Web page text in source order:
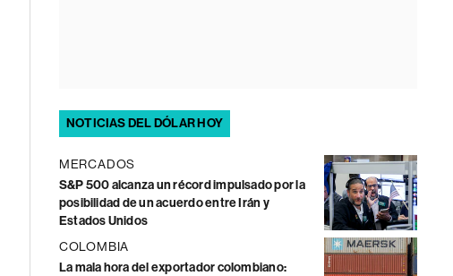
NOTICIAS DEL DÓLAR HOY
MERCADOS
S&P 500 alcanza un récord impulsado por la
posibilidad de un acuerdo entre Irán y
Estados Unidos
COLOMBIA
La mala hora del exportador colombiano: